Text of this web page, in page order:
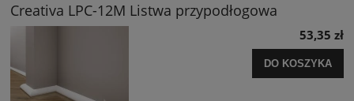
Creativa LPC-12M Listwa przypodłogowa
53,35 zł
DO KOSZYKA